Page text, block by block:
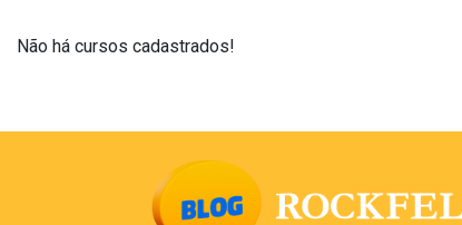
Não há cursos cadastrados!